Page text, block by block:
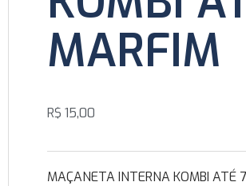
MARFIM
R$ 15,00
MAÇANETA INTERNA KOMBI ATÉ